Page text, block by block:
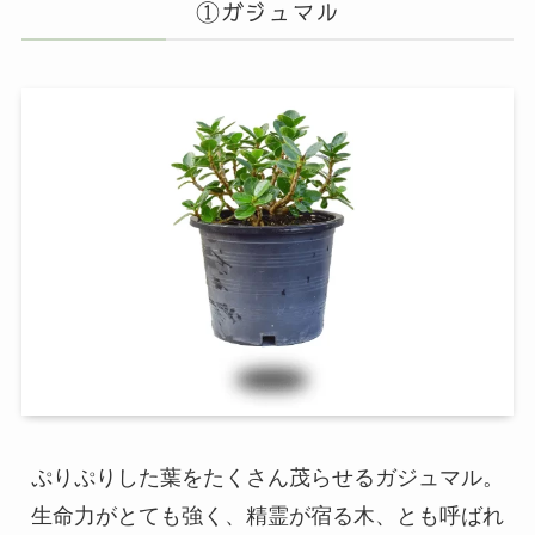
①ガジュマル
ぷりぷりした葉をたくさん茂らせるガジュマル。
生命力がとても強く、精霊が宿る木、とも呼ばれ